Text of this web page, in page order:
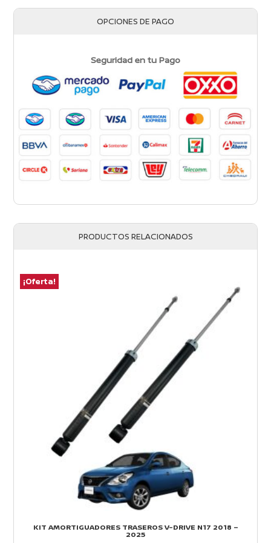
OPCIONES DE PAGO
Seguridad en tu Pago
PRODUCTOS RELACIONADOS
¡Oferta!
KIT AMORTIGUADORES TRASEROS V-DRIVE N17 2018 –
2025